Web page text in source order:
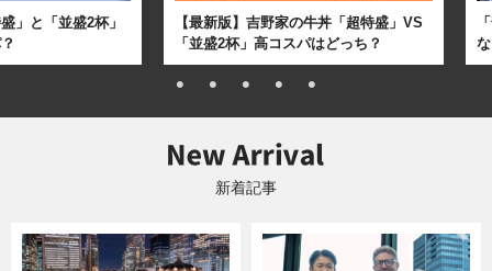
」と「並盛2杯」
【最新版】吉野家の牛丼「超特盛」VS
「並盛2杯」高コスパはどっち？
新着記事